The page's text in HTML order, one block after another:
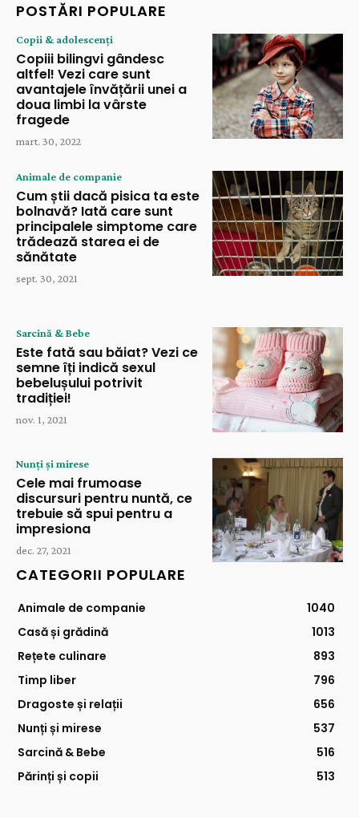
POSTĂRI POPULARE
Copii & adolescenți
Copiii bilingvi gândesc
altfel! Vezi care sunt
avantajele învățării unei a
doua limbi la vârste
fragede
mart. 30, 2022
Animale de companie
Cum știi dacă pisica ta este
bolnavă? Iată care sunt
principalele simptome care
trădează starea ei de
sănătate
sept. 30, 2021
Sarcină & Bebe
Este fată sau băiat? Vezi ce
semne îți indică sexul
bebelușului potrivit
tradiției!
nov. 1, 2021
Nunți și mirese
Cele mai frumoase
discursuri pentru nuntă, ce
trebuie să spui pentru a
impresiona
dec. 27, 2021
CATEGORII POPULARE
Animale de companie
1040
Casă și grădină
1013
Rețete culinare
893
Timp liber
796
Dragoste și relații
656
Nunți și mirese
537
Sarcină & Bebe
516
Părinți și copii
513